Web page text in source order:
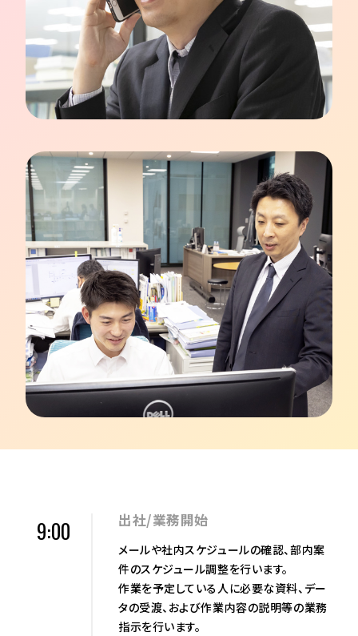
9:00 出社/業務開始
メールや社内スケジュールの確認、部内案
件のスケジュール調整を行います。
作業を予定している人に必要な資料、デー
タの受渡、および作業内容の説明等の業務
指示を行います。